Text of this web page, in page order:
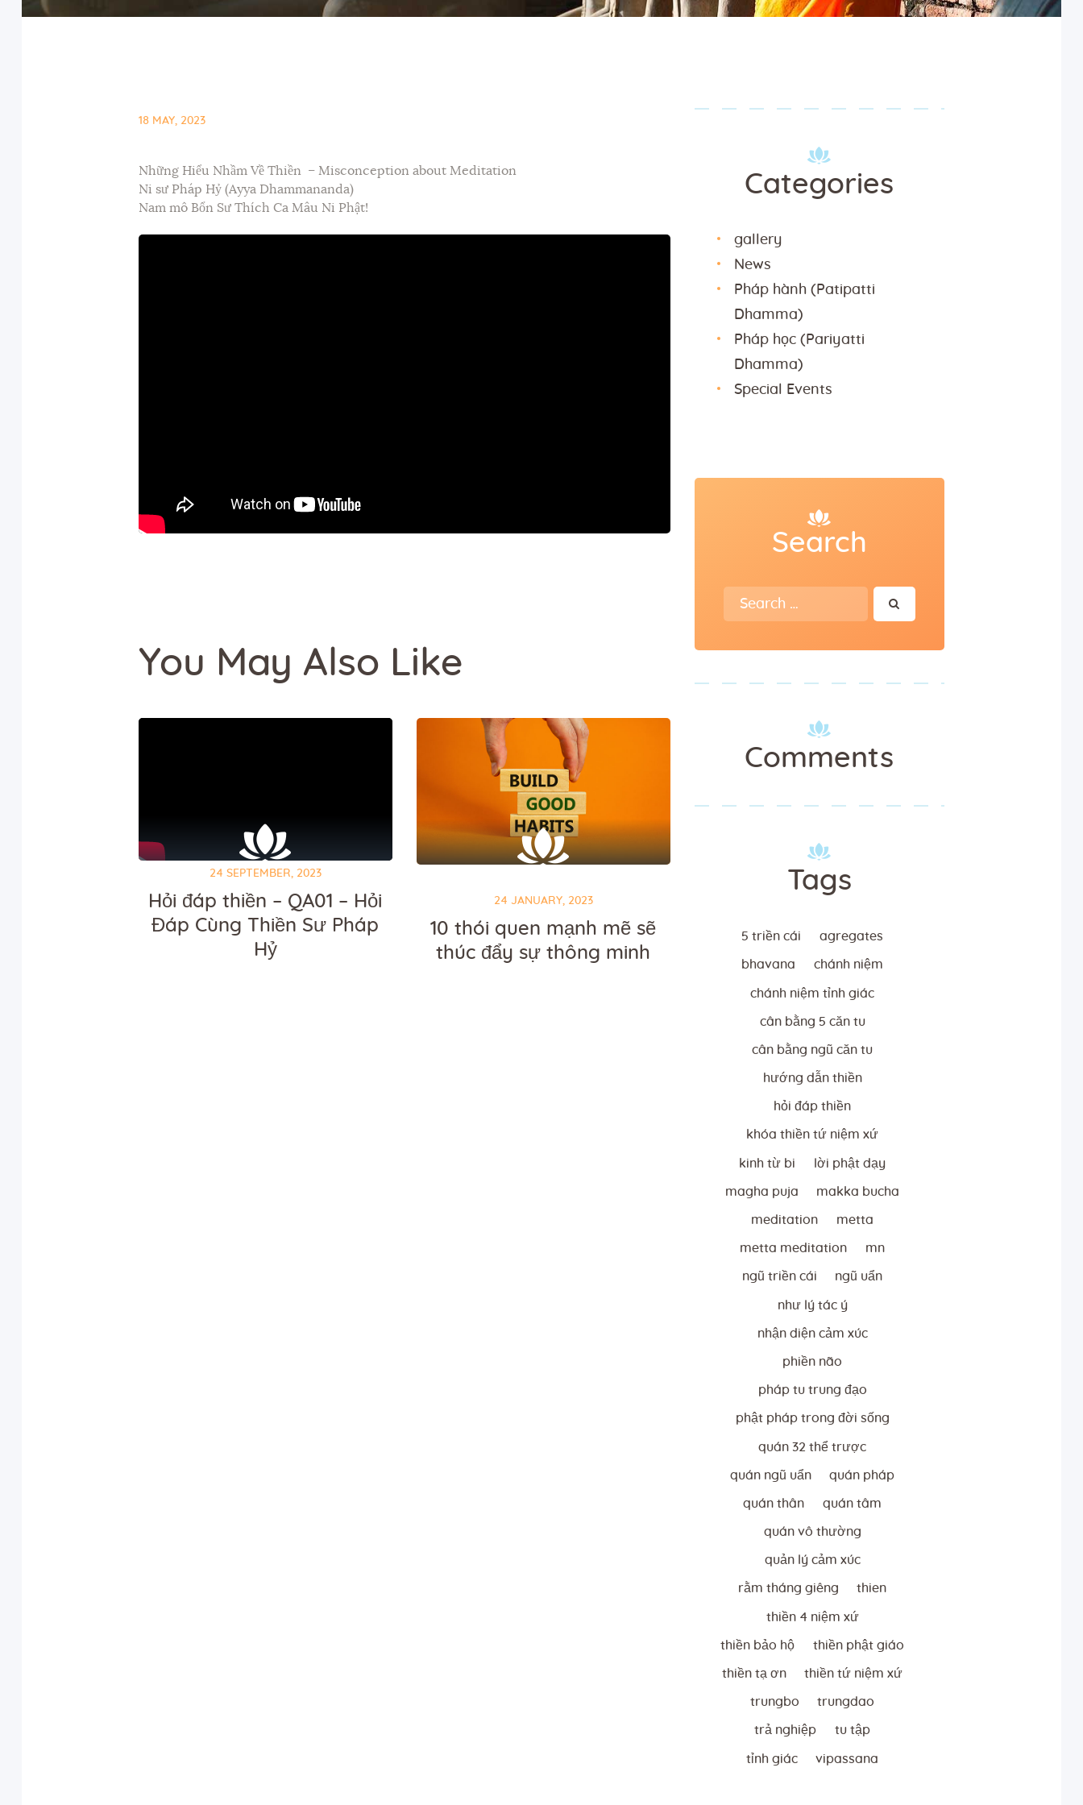
18 MAY, 2023
Những Hiểu Nhầm Về Thiền – Misconception about Meditation
Ni sư Pháp Hỷ (Ayya Dhammananda)
Nam mô Bổn Sư Thích Ca Mâu Ni Phật!
You May Also Like
24 SEPTEMBER, 2023
Hỏi đáp thiền – QA01 – Hỏi
Đáp Cùng Thiền Sư Pháp
Hỷ
24 JANUARY, 2023
10 thói quen mạnh mẽ sẽ
thúc đẩy sự thông minh
Categories
gallery
News
Pháp hành (Patipatti
Dhamma)
Pháp học (Pariyatti
Dhamma)
Special Events
Search
Search
for:
Comments
Tags
5 triền cái agregates
bhavana chánh niệm
chánh niệm tỉnh giác
cân bằng 5 căn tu
cân bằng ngũ căn tu
hướng dẫn thiền
hỏi đáp thiền
khóa thiền tứ niệm xứ
kinh từ bi lời phật dạy
magha puja makka bucha
meditation metta
metta meditation mn
ngũ triền cái ngũ uẩn
như lý tác ý
nhận diện cảm xúc
phiền não
pháp tu trung đạo
phật pháp trong đời sống
quán 32 thể trược
quán ngũ uẩn quán pháp
quán thân quán tâm
quán vô thường
quản lý cảm xúc
rằm tháng giêng thien
thiền 4 niệm xứ
thiền bảo hộ thiền phật giáo
thiền tạ ơn thiền tứ niệm xứ
trungbo trungdao
trả nghiệp tu tập
tỉnh giác vipassana